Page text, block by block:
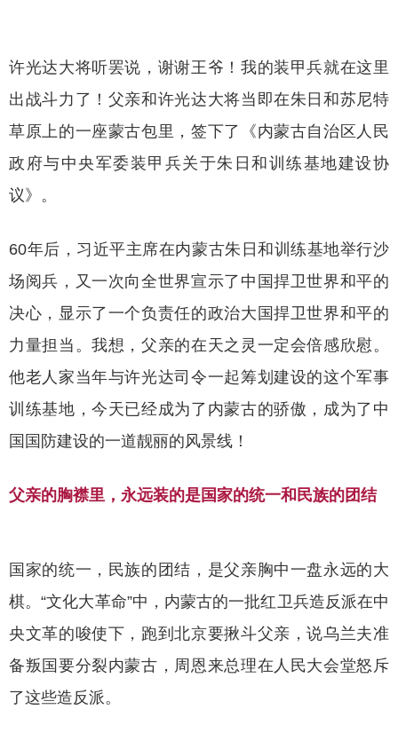
许光达大将听罢说，谢谢王爷！我的装甲兵就在这里
出战斗力了！父亲和许光达大将当即在朱日和苏尼特
草原上的一座蒙古包里，签下了《内蒙古自治区人民
政府与中央军委装甲兵关于朱日和训练基地建设协
议》。
60年后，习近平主席在内蒙古朱日和训练基地举行沙
场阅兵，又一次向全世界宣示了中国捍卫世界和平的
决心，显示了一个负责任的政治大国捍卫世界和平的
力量担当。我想，父亲的在天之灵一定会倍感欣慰。
他老人家当年与许光达司令一起筹划建设的这个军事
训练基地，今天已经成为了内蒙古的骄傲，成为了中
国国防建设的一道靓丽的风景线！
父亲的胸襟里，永远装的是国家的统一和民族的团结
国家的统一，民族的团结，是父亲胸中一盘永远的大
棋。“文化大革命”中，内蒙古的一批红卫兵造反派在中
央文革的唆使下，跑到北京要揪斗父亲，说乌兰夫准
备叛国要分裂内蒙古，周恩来总理在人民大会堂怒斥
了这些造反派。